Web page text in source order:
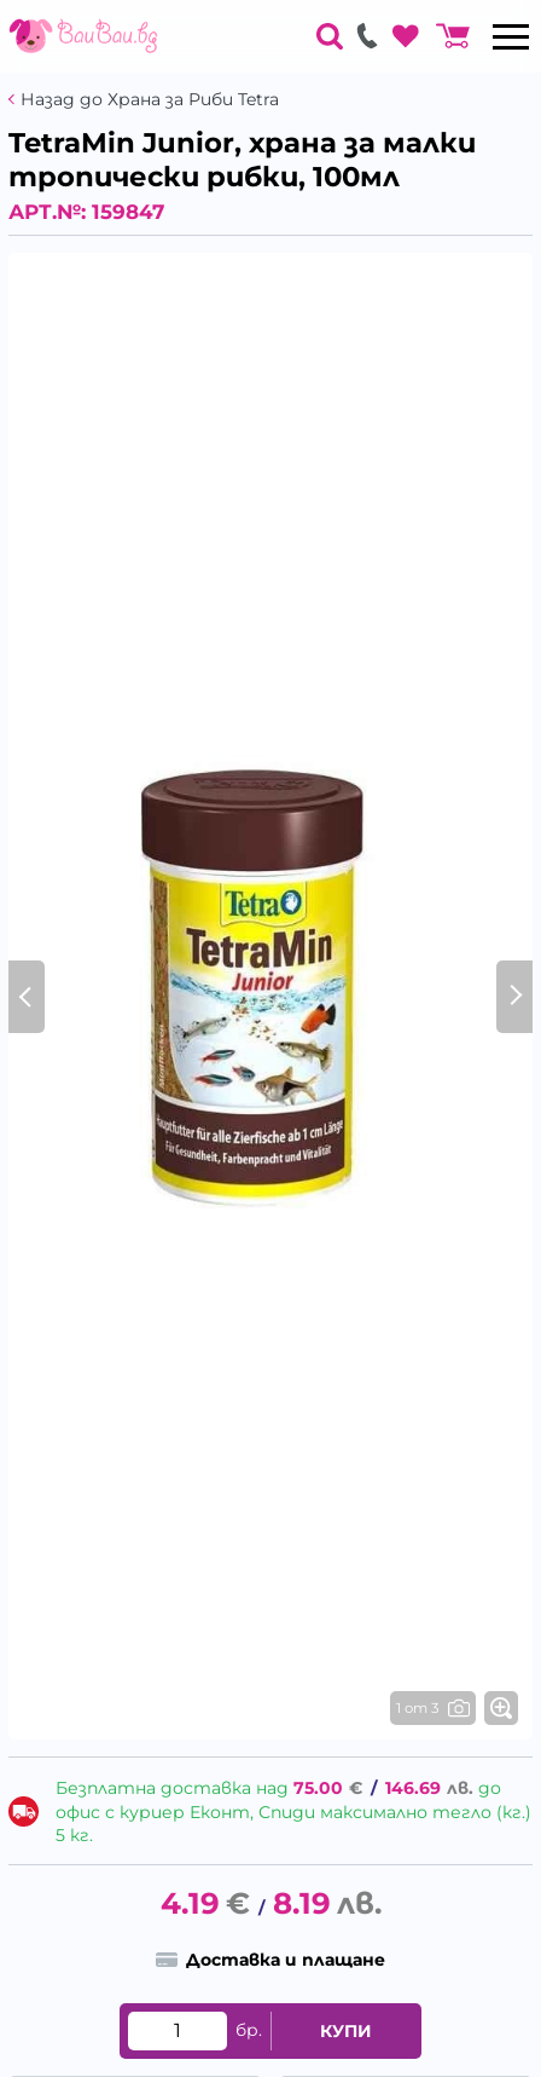
Назад до Храна за Риби Tetra
TetraMin Junior, храна за малки
тропически рибки, 100мл
АРТ.№: 159847
1 от 3
Безплатна доставка над 75.00 € / 146.69 лв. до
офис с куриер Еконт, Спиди максимално тегло (кг.)
5 кг.
4.19 € / 8.19 лв.
Доставка и плащане
бр. КУПИ